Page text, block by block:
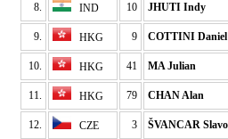
8. IND 10 JHUTI Indy
9. HKG 9 COTTINI Daniel
10. HKG 41 MA Julian
11. HKG 79 CHAN Alan
12. CZE 3 ŠVANCAR